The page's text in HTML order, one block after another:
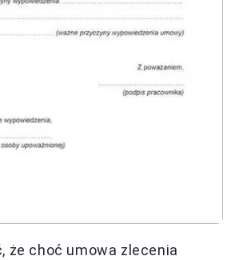
że choć umowa zlecenia